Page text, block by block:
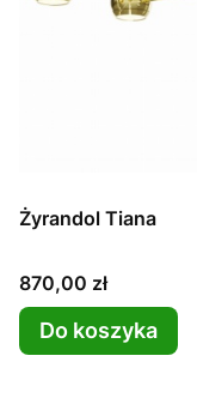
Żyrandol Tiana
Cena
870,00 zł
Do koszyka